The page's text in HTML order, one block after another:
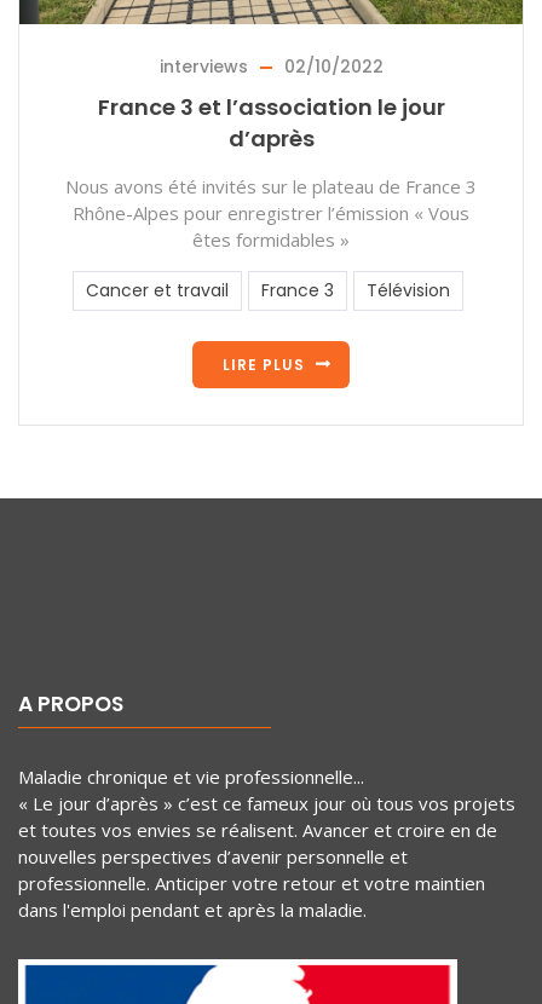
interviews 02/10/2022
France 3 et l’association le jour
d’après
Nous avons été invités sur le plateau de France 3
Rhône-Alpes pour enregistrer l’émission « Vous
êtes formidables »
Cancer et travail France 3 Télévision
LIRE PLUS
A PROPOS
Maladie chronique et vie professionnelle...
« Le jour d’après » c’est ce fameux jour où tous vos projets
et toutes vos envies se réalisent. Avancer et croire en de
nouvelles perspectives d’avenir personnelle et
professionnelle. Anticiper votre retour et votre maintien
dans l'emploi pendant et après la maladie.